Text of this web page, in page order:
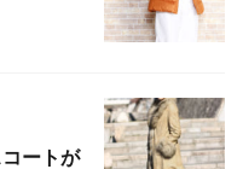
ートが